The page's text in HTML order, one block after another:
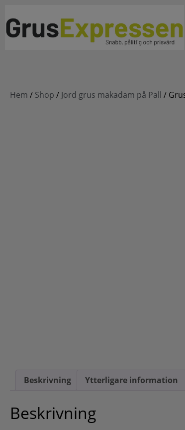
Hem / Shop / Jord grus makadam på Pall /
Beskrivning Ytterligare information
Beskrivning